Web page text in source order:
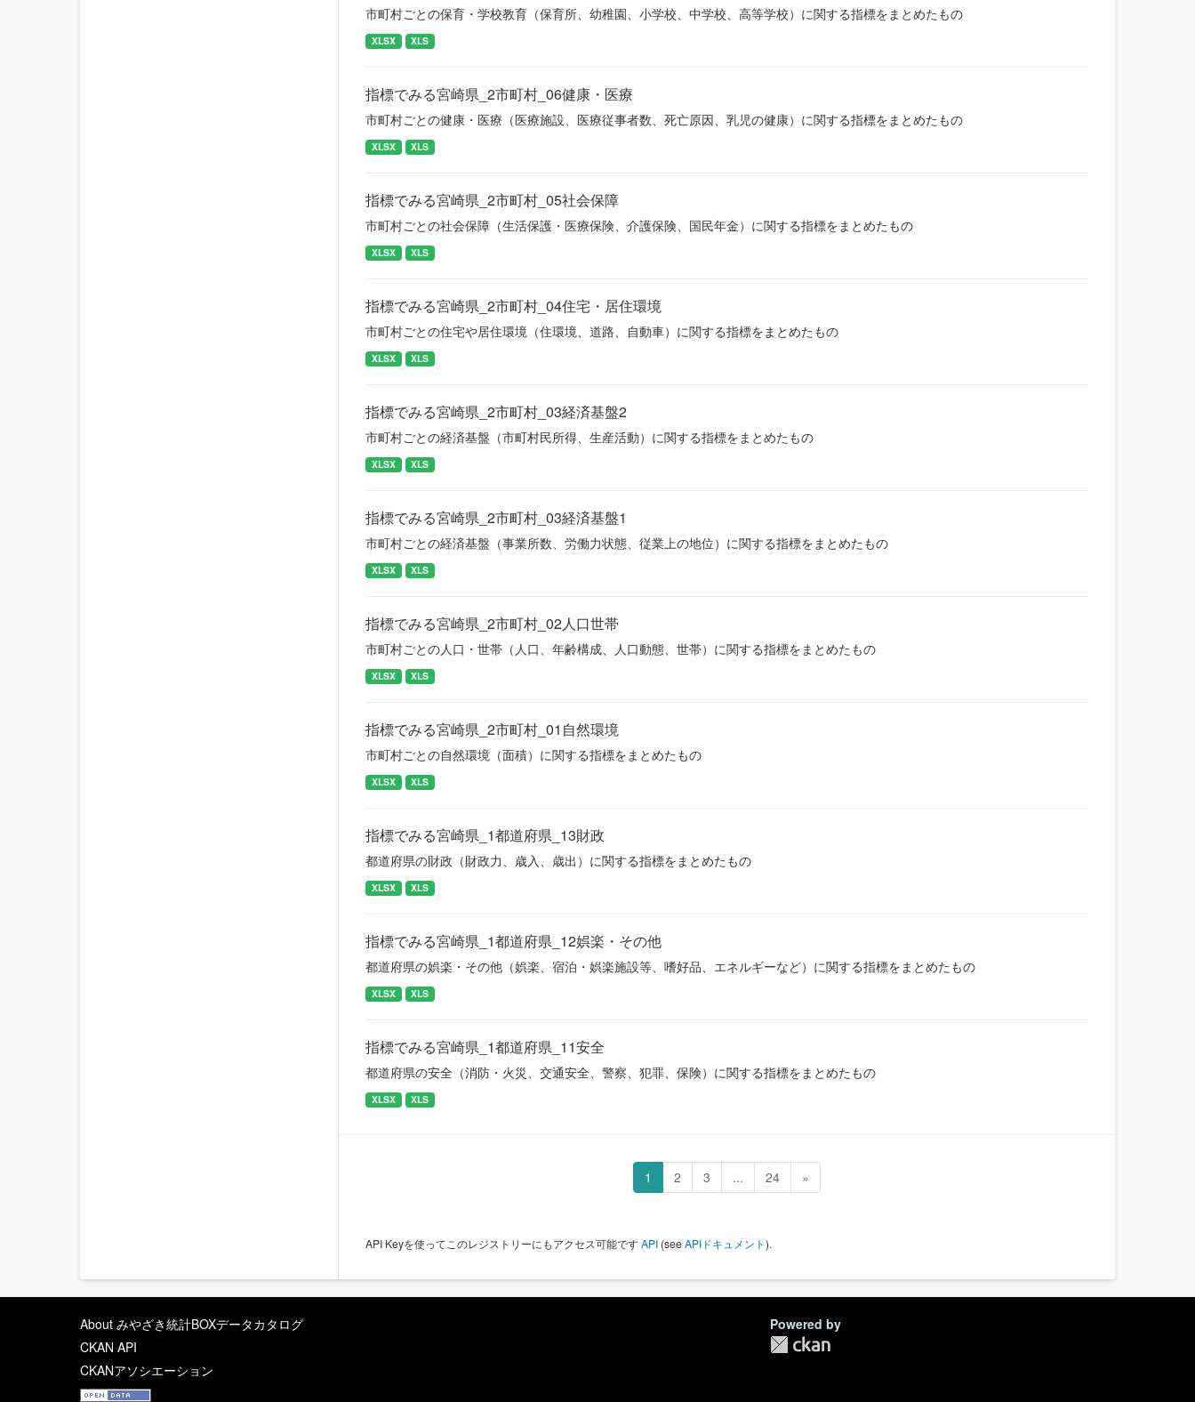
市町村ごとの保育・学校教育（保育所、幼稚園、小学校、中学校、高等学校）に関する指標をまとめたもの
XLSX XLS
指標でみる宮崎県_2市町村_06健康・医療
市町村ごとの健康・医療（医療施設、医療従事者数、死亡原因、乳児の健康）に関する指標をまとめたもの
XLSX XLS
指標でみる宮崎県_2市町村_05社会保障
市町村ごとの社会保障（生活保護・医療保険、介護保険、国民年金）に関する指標をまとめたもの
XLSX XLS
指標でみる宮崎県_2市町村_04住宅・居住環境
市町村ごとの住宅や居住環境（住環境、道路、自動車）に関する指標をまとめたもの
XLSX XLS
指標でみる宮崎県_2市町村_03経済基盤2
市町村ごとの経済基盤（市町村民所得、生産活動）に関する指標をまとめたもの
XLSX XLS
指標でみる宮崎県_2市町村_03経済基盤1
市町村ごとの経済基盤（事業所数、労働力状態、従業上の地位）に関する指標をまとめたもの
XLSX XLS
指標でみる宮崎県_2市町村_02人口世帯
市町村ごとの人口・世帯（人口、年齢構成、人口動態、世帯）に関する指標をまとめたもの
XLSX XLS
指標でみる宮崎県_2市町村_01自然環境
市町村ごとの自然環境（面積）に関する指標をまとめたもの
XLSX XLS
指標でみる宮崎県_1都道府県_13財政
都道府県の財政（財政力、歳入、歳出）に関する指標をまとめたもの
XLSX XLS
指標でみる宮崎県_1都道府県_12娯楽・その他
都道府県の娯楽・その他（娯楽、宿泊・娯楽施設等、嗜好品、エネルギーなど）に関する指標をまとめたもの
XLSX XLS
指標でみる宮崎県_1都道府県_11安全
都道府県の安全（消防・火災、交通安全、警察、犯罪、保険）に関する指標をまとめたもの
XLSX XLS
1 2 3 ... 24 »
API Keyを使ってこのレジストリーにもアクセス可能ですAPI (seeAPIドキュメント).
About みやざき統計BOXデータカタログ
CKAN API
CKANアソシエーション
Powered by